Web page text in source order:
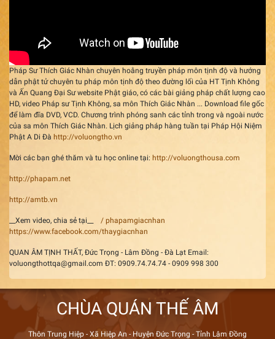
Pháp Sư Thích Giác Nhàn chuyên hoằng truyền pháp môn tịnh độ và hướng
dẫn phật tử chuyên tu pháp môn tịnh độ theo đường lối của HT Tịnh Không
và Ấn Quang Đại Sư website Phật giáo, có các bài giảng pháp chất lượng cao
HD, video Pháp sư Tịnh Không, sa môn Thích Giác Nhàn ... Download file gốc
để làm đĩa DVD, VCD. Chương trình phóng sanh các tỉnh trong và ngoài nước
của sa môn Thích Giác Nhàn. Lịch giảng pháp hàng tuần tại Pháp Hội Niệm
Phật A Di Đà http://voluongtho.vn
Mời các bạn ghé thăm và tu học online tại: http://voluongthousa.com
http://phapam.net
http://amtb.vn
__Xem video, chia sẻ tại__
/ phapamgiacnhan
https://www.facebook.com/thaygiacnhan
QUAN ÂM TỊNH THẤT, Đức Trọng - Lâm Đồng - Đà Lạt Email:
voluongthottqa@gmail.com ĐT: 0909.74.74.74 - 0909 998 300
CHÙA QUÁN THẾ ÂM
Thôn Trung Hiệp - Xã Hiệp An - Huyện Đức Trọng - Tỉnh Lâm Đồng